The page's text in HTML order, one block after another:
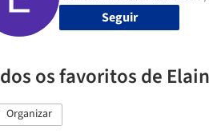
Seguir
os favoritos de
Organizar